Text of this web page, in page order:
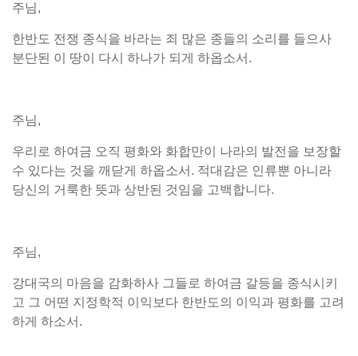
주님,
한반도 전쟁 종식을 바라는 죄 많은 종들의 소리를 들으사
분단된 이 땅이 다시 하나가 되게 하옵소서.
주님,
우리로 하여금 오직 평화와 화합만이 나라의 발전을 보장할
수 있다는 것을 깨닫게 하옵소서. 적대감은 인류뿐 아니라
당신의 거룩한 뜻과 상반된 것임을 고백합니다.
주님,
강대국의 마음을 감화하사 그들로 하여금 갈등을 종식시키
고 그 어떤 지정학적 이익보다 한반도의 이익과 평화를 고려
하게 하소서.